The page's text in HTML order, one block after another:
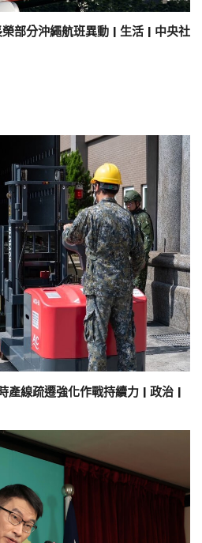
部分沖繩航班異動 | 生活 | 中央社
線疏遷強化作戰持續力 | 政治 |